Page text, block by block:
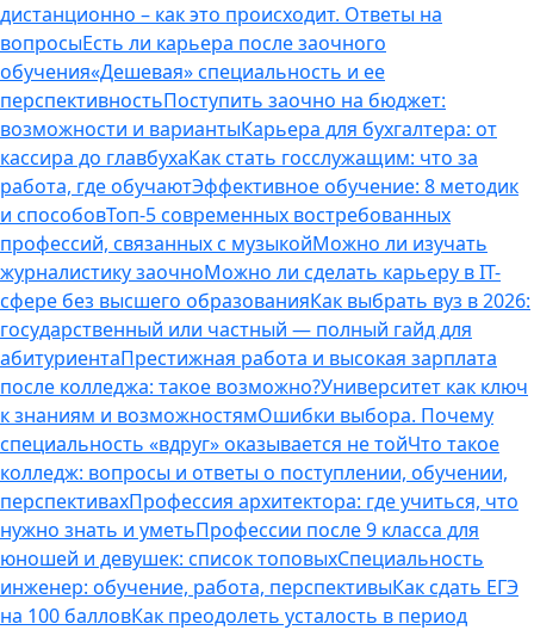
дистанционно – как это происходит. Ответы на
вопросыЕсть ли карьера после заочного
обучения«Дешевая» специальность и ее
перспективностьПоступить заочно на бюджет:
возможности и вариантыКарьера для бухгалтера: от
кассира до главбухаКак стать госслужащим: что за
работа, где обучаютЭффективное обучение: 8 методик
и способовТоп-5 современных востребованных
профессий, связанных с музыкойМожно ли изучать
журналистику заочноМожно ли сделать карьеру в IT-
сфере без высшего образованияКак выбрать вуз в 2026:
государственный или частный — полный гайд для
абитуриентаПрестижная работа и высокая зарплата
после колледжа: такое возможно?Университет как ключ
к знаниям и возможностямОшибки выбора. Почему
специальность «вдруг» оказывается не тойЧто такое
колледж: вопросы и ответы о поступлении, обучении,
перспективахПрофессия архитектора: где учиться, что
нужно знать и уметьПрофессии после 9 класса для
юношей и девушек: список топовыхСпециальность
инженер: обучение, работа, перспективыКак сдать ЕГЭ
на 100 балловКак преодолеть усталость в период